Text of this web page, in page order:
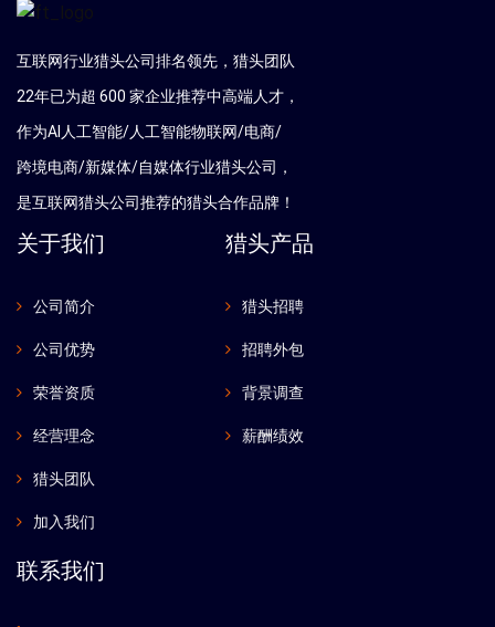
互联网行业猎头公司排名领先，猎头团队
22年已为超 600 家企业推荐中高端人才，
作为AI人工智能/人工智能物联网/电商/
跨境电商/新媒体/自媒体行业猎头公司，
是互联网猎头公司推荐的猎头合作品牌！
关于我们
公司简介
公司优势
荣誉资质
经营理念
猎头团队
加入我们
猎头产品
猎头招聘
招聘外包
背景调查
薪酬绩效
联系我们